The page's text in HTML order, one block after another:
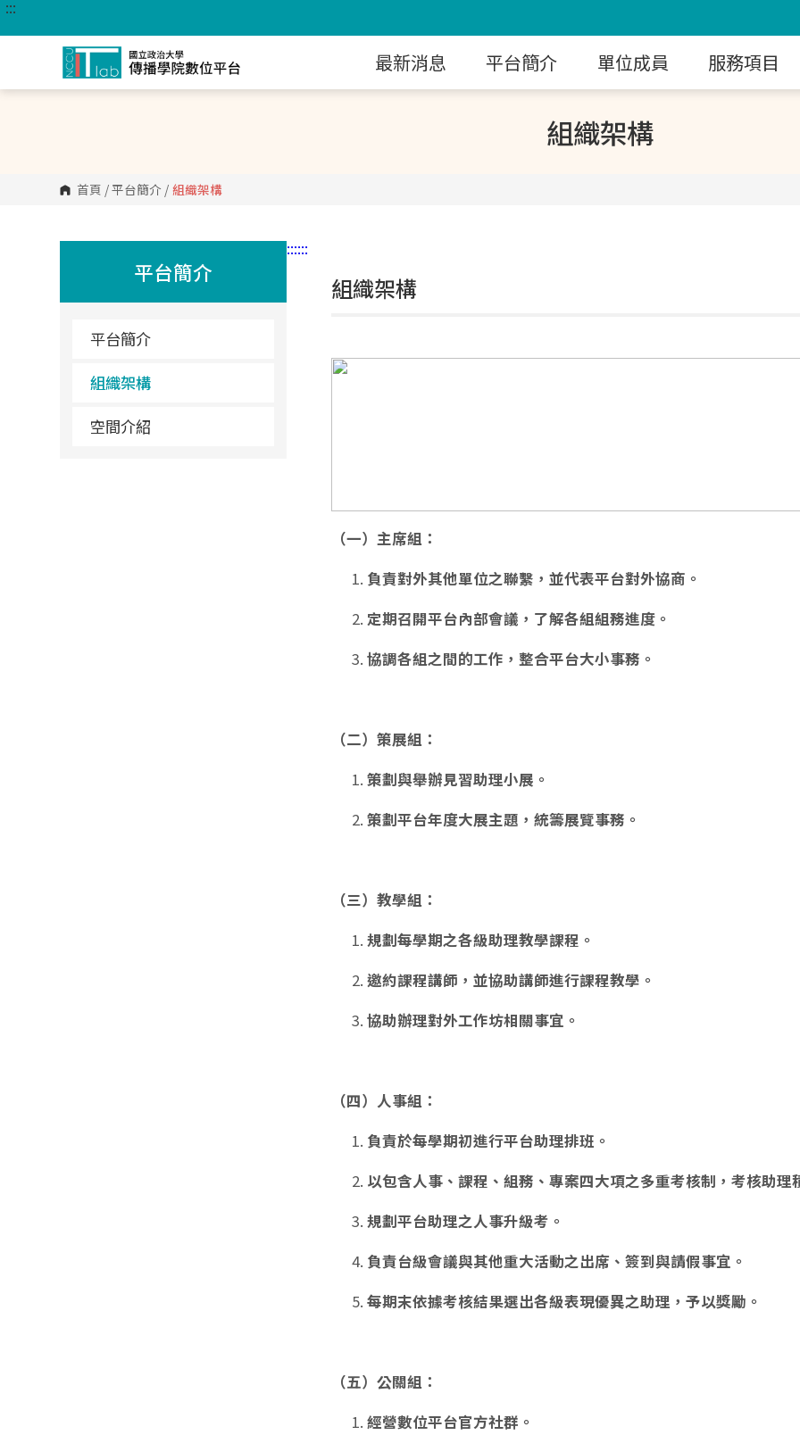
跳
主
區
:::
最新消息 平台簡介 單位成員 服務項目
組織架構
首頁 /平台簡介 / 組織架構
:::
平台簡介
平台簡介
組織架構
空間介紹
:::
組織架構
（一）主席組：
負責對外其他單位之聯繫，並代表平台對外協商。
定期召開平台內部會議，了解各組組務進度。
協調各組之間的工作，整合平台大小事務。
（二）策展組：
策劃與舉辦見習助理小展。
策劃平台年度大展主題，統籌展覽事務。
（三）教學組：
規劃每學期之各級助理教學課程。
邀約課程講師，並協助講師進行課程教學。
協助辦理對外工作坊相關事宜。
（四）人事組：
負責於每學期初進行平台助理排班。
以包含人事、課程、組務、專案四大項之多重考核制，考核助理
規劃平台助理之人事升級考。
負責台級會議與其他重大活動之出席、簽到與請假事宜。
每期末依據考核結果選出各級表現優異之助理，予以獎勵。
（五）公關組：
經營數位平台官方社群。